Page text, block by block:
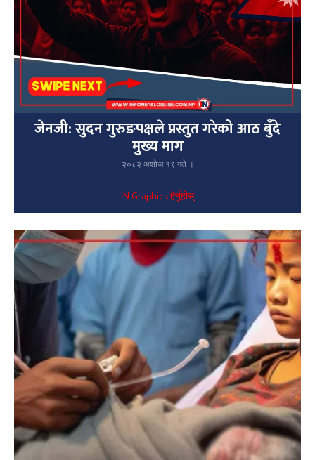
जेनजी: सुदन गुरुङपक्षले प्रस्तुत गरेको आठ बुँदे
मुख्य माग
२०८२ अशोज १९ गते ।
IN Graphics हेर्नुहोस्